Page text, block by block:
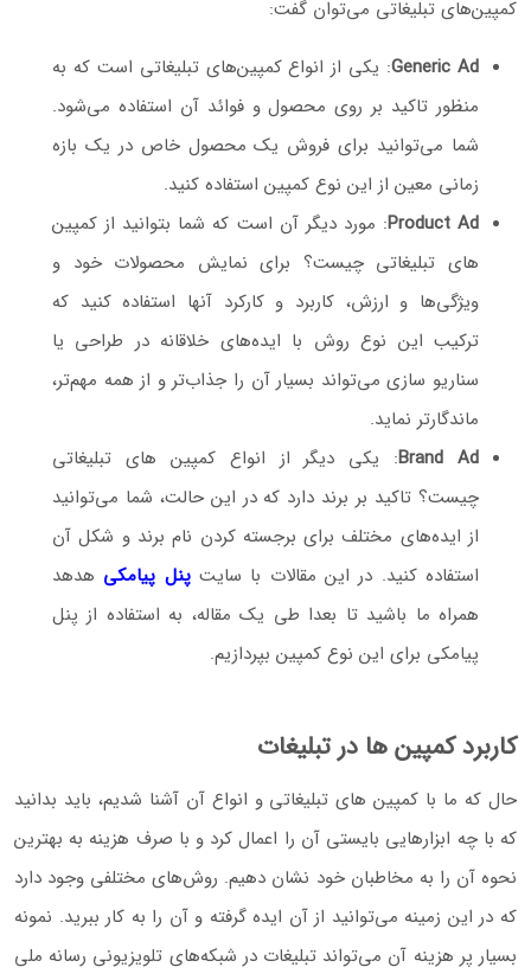
کمپین‌های تبلیغاتی می‌توان گفت:
Generic Ad: یکی از انواع کمپین‌های تبلیغاتی است که به
منظور تاکید بر روی محصول و فوائد آن استفاده می‌شود.
شما می‌توانید برای فروش یک محصول خاص در یک بازه
زمانی معین از این نوع کمپین استفاده کنید.
Product Ad: مورد دیگر آن است که شما بتوانید از کمپین
های تبلیغاتی چیست؟ برای نمایش محصولات خود و
ویژگی‌ها و ارزش، کاربرد و کارکرد آنها استفاده کنید که
ترکیب این نوع روش با ایده‌های خلاقانه در طراحی یا
سناریو سازی می‌تواند بسیار آن را جذاب‌تر و از همه مهم‌تر،
ماندگارتر نماید.
Brand Ad: یکی دیگر از انواع کمپین های تبلیغاتی
چیست؟ تاکید بر برند دارد که در این حالت، شما می‌توانید
از ایده‌های مختلف برای برجسته کردن نام برند و شکل آن
استفاده کنید. در این مقالات با سایتپنل پیامکی هدهد
همراه ما باشید تا بعدا طی یک مقاله، به استفاده از پنل
پیامکی برای این نوع کمپین بپردازیم.
کاربرد کمپین ها در تبلیغات
حال که ما با کمپین های تبلیغاتی و انواع آن آشنا شدیم، باید بدانید
که با چه ابزارهایی بایستی آن را اعمال کرد و با صرف هزینه به بهترین
نحوه آن را به مخاطبان خود نشان دهیم. روش‌های مختلفی وجود دارد
که در این زمینه می‌توانید از آن ایده گرفته و آن را به کار ببرید. نمونه
بسیار پر هزینه آن می‌تواند تبلیغات در شبکه‌های تلویزیونی رسانه ملی